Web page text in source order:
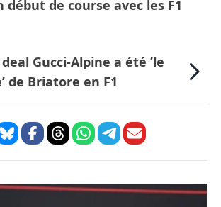
début de course avec les F1
Gucci-Alpine a été ’le
de Briatore en F1